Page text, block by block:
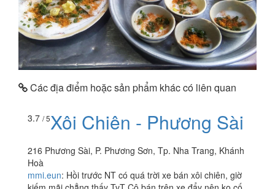
Các địa điểm hoặc sản phẩm khác có liên quan
3.7 / 5Xôi Chiên - Phương Sài
216 Phương Sài, P. Phương Sơn, Tp. Nha Trang, Khánh
Hoà
mmi.eun: Hồi trước NT có quá trời xe bán xôi chiên, giờ